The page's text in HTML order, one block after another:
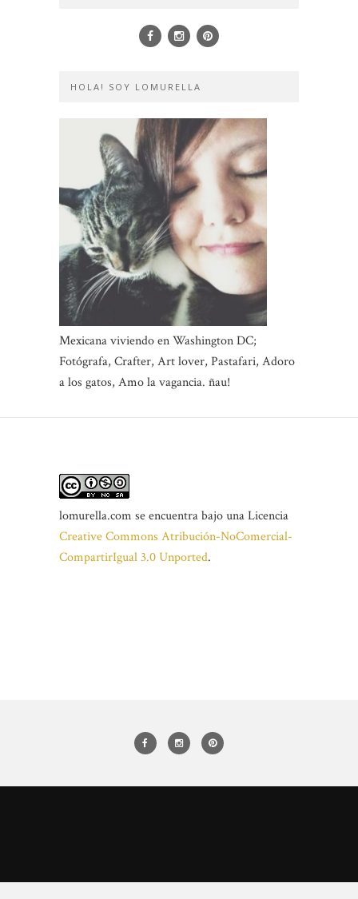
HOLA! SOY LOMURELLA
Mexicana viviendo en Washington DC;
Fotógrafa, Crafter, Art lover, Pastafari, Adoro
a los gatos, Amo la vagancia. ñau!
lomurella.com se encuentra bajo una Licencia
Creative Commons Atribución-NoComercial-
CompartirIgual 3.0 Unported.